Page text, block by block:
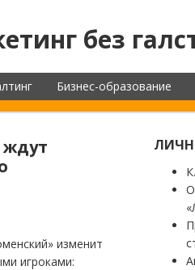
без
Бизнес-образование
ждут
изменит
игроками: